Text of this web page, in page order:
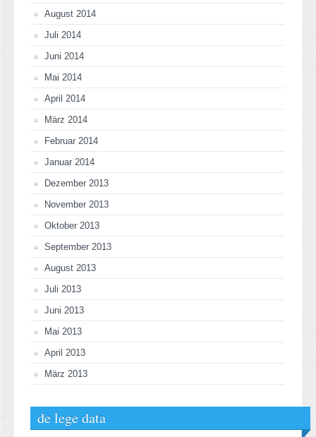
August 2014
Juli 2014
Juni 2014
Mai 2014
April 2014
März 2014
Februar 2014
Januar 2014
Dezember 2013
November 2013
Oktober 2013
September 2013
August 2013
Juli 2013
Juni 2013
Mai 2013
April 2013
März 2013
de lege data